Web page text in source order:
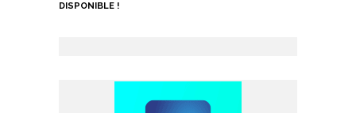
DISPONIBLE !